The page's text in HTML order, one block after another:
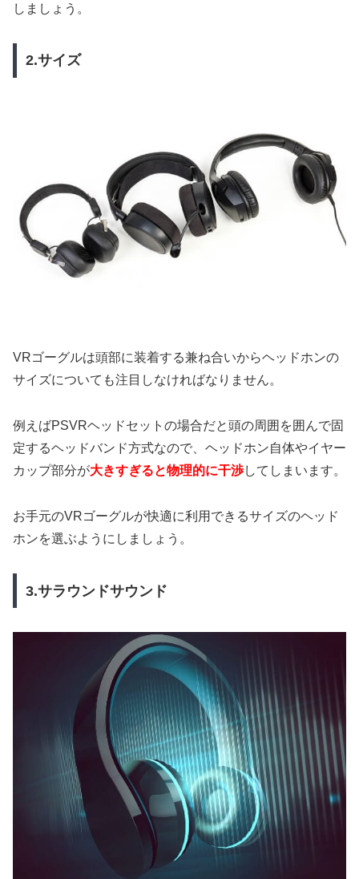
しましょう。
2.サイズ
VRゴーグルは頭部に装着する兼ね合いからヘッドホンの
サイズについても注目しなければなりません。
例えばPSVRヘッドセットの場合だと頭の周囲を囲んで固
定するヘッドバンド方式なので、ヘッドホン自体やイヤー
カップ部分が大きすぎると物理的に干渉してしまいます。
お手元のVRゴーグルが快適に利用できるサイズのヘッド
ホンを選ぶようにしましょう。
3.サラウンドサウンド